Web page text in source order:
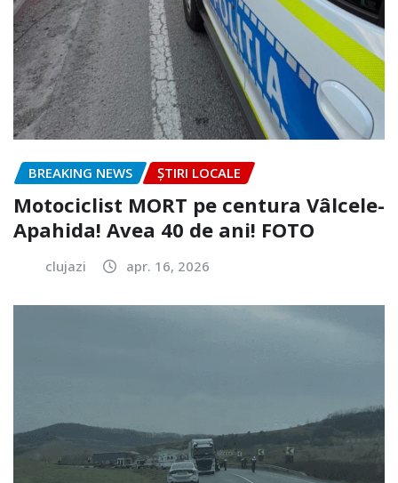
BREAKING NEWS ȘTIRI LOCALE
Motociclist MORT pe centura Vâlcele-
Apahida! Avea 40 de ani! FOTO
clujazi apr. 16, 2026